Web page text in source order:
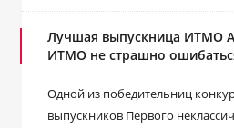
Лучшая выпускница ИТМО
ИТМО не страшно
Одной из победительниц
выпускников Первого